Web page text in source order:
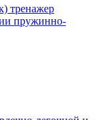
тренажер
пружинно-